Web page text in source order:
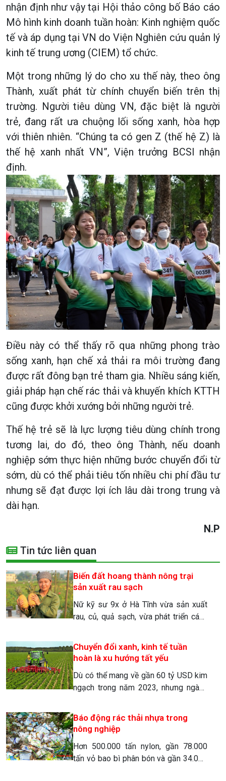
nhận định như vậy tại Hội thảo công bố Báo cáo
Mô hình kinh doanh tuần hoàn: Kinh nghiệm quốc
tế và áp dụng tại VN do Viện Nghiên cứu quản lý
kinh tế trung ương (CIEM) tổ chức.
Một trong những lý do cho xu thế này, theo ông
Thành, xuất phát từ chính chuyển biến trên thị
trường. Người tiêu dùng VN, đặc biệt là người
trẻ, đang rất ưa chuộng lối sống xanh, hòa hợp
với thiên nhiên. “Chúng ta có gen Z (thế hệ Z) là
thế hệ xanh nhất VN”, Viện trưởng BCSI nhận
định.
Điều này có thể thấy rõ qua những phong trào
sống xanh, hạn chế xả thải ra môi trường đang
được rất đông bạn trẻ tham gia. Nhiều sáng kiến,
giải pháp hạn chế rác thải và khuyến khích KTTH
cũng được khởi xướng bởi những người trẻ.
Thế hệ trẻ sẽ là lực lượng tiêu dùng chính trong
tương lai, do đó, theo ông Thành, nếu doanh
nghiệp sớm thực hiện những bước chuyển đổi từ
sớm, dù có thể phải tiêu tốn nhiều chi phí đầu tư
nhưng sẽ đạt được lợi ích lâu dài trong trung và
dài hạn.
N.P
Tin tức liên quan
Biến đất hoang thành nông trại
sản xuất rau sạch
Nữ kỹ sư 9x ở Hà Tĩnh vừa sản xuất
rau, củ, quả sạch, vừa phát triển cánh
du khách, lan tỏa ước mơ ‘sống xanh’.
Những ngày hè oi ả, hoạt động sản
xuất nông nghiệp vất vả hơn bao giờ
hết. Trên cánh đồng rộng gần […]
Chuyển đổi xanh, kinh tế tuần
hoàn là xu hướng tất yếu
Dù có thể mang về gần 60 tỷ USD kim
ngạch trong năm 2023, nhưng ngành
đối mặt với nhiều khó khăn, đặc biệt
khi các thị trường xuất khẩu chủ lực
như Mỹ, EU… ngày càng chú trọng về
môi trường và phát triển bền vững. Việt
[…]
Báo động rác thải nhựa trong
nông nghiệp
Hơn 500.000 tấn nylon, gần 78.000
tấn vỏ bao bì phân bón và gần 34.000